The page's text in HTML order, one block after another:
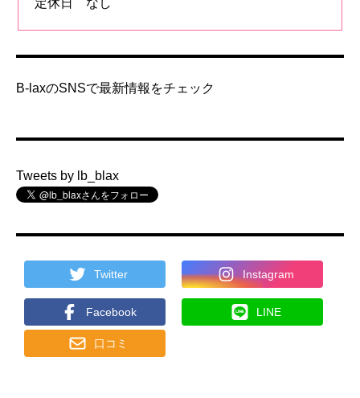
定休日 なし
B-laxのSNSで最新情報をチェック
Tweets by lb_blax
Twitter Instagram
Facebook LINE
口コミ